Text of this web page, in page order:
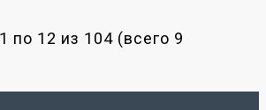
по 12 из 104 (всего 9